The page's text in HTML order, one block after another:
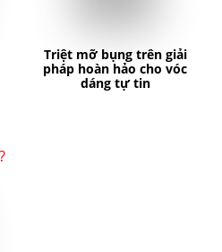
Triệt mỡ bụng trên giải
pháp hoàn hảo cho vóc
dáng tự tin